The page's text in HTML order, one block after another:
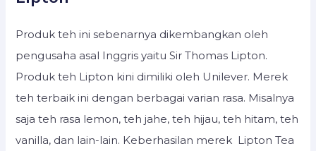
Produk teh ini sebenarnya dikembangkan oleh
pengusaha asal Inggris yaitu Sir Thomas Lipton.
Produk teh Lipton kini dimiliki oleh Unilever. Merek
teh terbaik ini dengan berbagai varian rasa. Misalnya
saja teh rasa lemon, teh jahe, teh hijau, teh hitam, teh
vanilla, dan lain-lain. Keberhasilan merek Lipton Tea